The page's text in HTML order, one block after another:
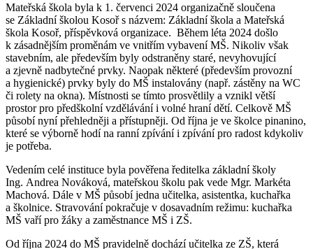
Mateřská škola byla k 1. červenci 2024 organizačně sloučena
se Základní školou Kosoř s názvem: Základní škola a Mateřská
škola Kosoř, příspěvková organizace. Během léta 2024 došlo
k zásadnějším proměnám ve vnitřím vybavení MŠ. Nikoliv však
stavebním, ale především byly odstraněny staré, nevyhovující
a zjevně nadbytečné prvky. Naopak některé (především provozní
a hygienické) prvky byly do MŠ instalovány (např. zástěny na WC
či rolety na okna). Místnosti se tímto prosvětlily a vznikl větší
prostor pro předškolní vzdělávání i volné hraní dětí. Celkově MŠ
působí nyní přehledněji a přístupněji. Od října je ve školce pinanino,
které se výborně hodí na ranní zpívání i zpívání pro radost kdykoliv
je potřeba.
Vedením celé instituce byla pověřena ředitelka základní školy
Ing. Andrea Nováková, mateřskou školu pak vede Mgr. Markéta
Machová. Dále v MŠ působí jedna učitelka, asistentka, kuchařka
a školnice. Stravování pokračuje v dosavadním režimu: kuchařka
MŠ vaří pro žáky a zaměstnance MŠ i ZŠ.
Od října 2024 do MŠ pravidelně dochází učitelka ze ZŠ, která